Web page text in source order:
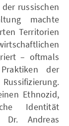
russischen
machte
Territorien
– oftmals
der
Ethnozid,
Identität
Dr. Andreas